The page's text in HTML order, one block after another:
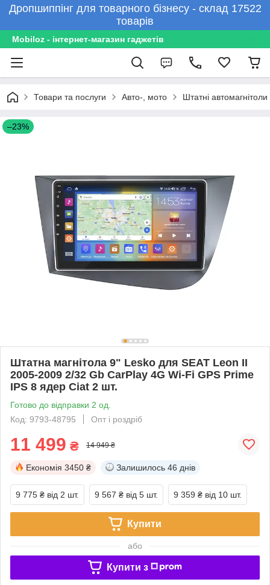
Дропшиппінг для товарного бізнесу - склад 17522
товарів
Mobiloz - інтернет-магазин гаджетів
Товари та послуги Авто-, мото Штатні автомагнітоли
–23%
Штатна магнітола 9" Lesko для SEAT Leon II
2005-2009 2/32 Gb CarPlay 4G Wi-Fi GPS Prime
IPS 8 ядер Ciat 2 шт.
Готово до відправки 2 од.
Код: 9793-48795
Опт і роздріб
11 499 ₴ 14 949 ₴
Економія 3450 ₴ Залишилось 46 днів
9 775 ₴ від 2 шт. 9 567 ₴ від 5 шт. 9 359 ₴ від 10 шт.
Купити
або
Купити з